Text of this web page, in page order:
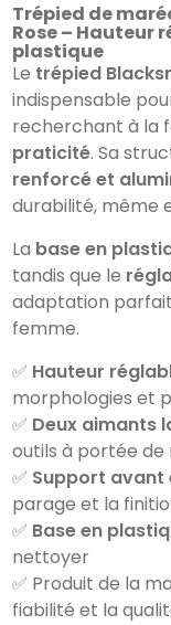
Trépied de
Rose – Hauteur
plastique
Le trépied
indispensable
recherchant à la
praticité. Sa
renforcé et
durabilité, même
La base en
tandis que le
adaptation
femme.
✅ Hauteur
morphologies et
✅ Deux aimants
outils à portée de
✅ Support avant
parage et la
✅ Base en
nettoyer
✅ Produit de la
fiabilité et la